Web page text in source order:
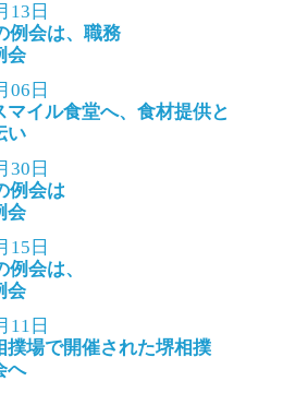
13日
例会は、職務
会
06日
マイル食堂へ、食材提供と
い
30日
例会は
会
15日
例会は、
会
11日
撲場で開催された堺相撲
へ